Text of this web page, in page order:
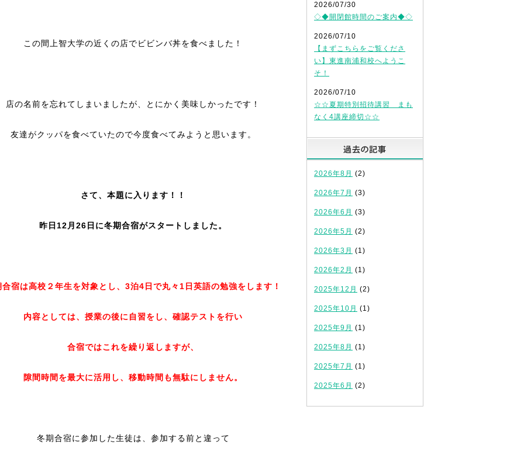
この間上智大学の近くの店でビビンバ丼を食べました！
店の名前を忘れてしまいましたが、とにかく美味しかったです！
友達がクッパを食べていたので今度食べてみようと思います。
さて、本題に入ります！！
昨日12月26日に冬期合宿がスタートしました。
合宿は高校２年生を対象とし、3泊4日で丸々1日英語の勉強をします！
内容としては、授業の後に自習をし、確認テストを行い
合宿ではこれを繰り返しますが、
隙間時間を最大に活用し、移動時間も無駄にしません。
冬期合宿に参加した生徒は、参加する前と違って
2026/07/30
◇◆開閉館時間のご案内◆◇
2026/07/10
【まずこちらをご覧くださ
い】東進南浦和校へようこ
そ！
2026/07/10
☆☆夏期特別招待講習 まも
なく4講座締切☆☆
2026年8月 (2)
2026年7月 (3)
2026年6月 (3)
2026年5月 (2)
2026年3月 (1)
2026年2月 (1)
2025年12月 (2)
2025年10月 (1)
2025年9月 (1)
2025年8月 (1)
2025年7月 (1)
2025年6月 (2)